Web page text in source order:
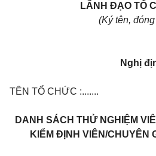
LÃNH ĐẠO TỔ
(Ký tên, đóng
Nghị
TÊN TỔ CHỨC :.......
DANH SÁCH THỬ NGHIỆM
KIỂM ĐỊNH VIÊN/CHUYÊN